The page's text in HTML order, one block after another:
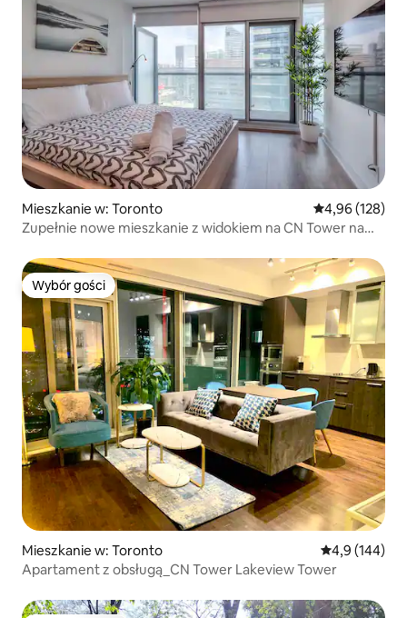
Mieszkanie w: Toronto Średnia
4,96 (128)
Zupełnie nowe mieszkanie z widokiem na CN Tower na
Wybór gości
Wybór gości
Mieszkanie w: Toronto Średnia
4,9 (144)
Apartament z obsługą_CN Tower Lakeview Tower